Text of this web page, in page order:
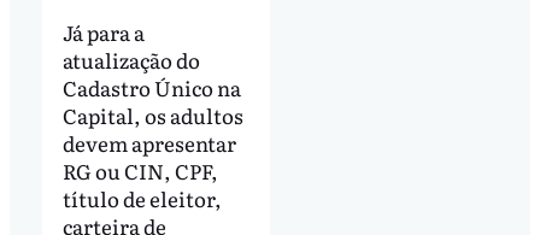
Já para a
atualização do
Cadastro Único na
Capital, os adultos
devem apresentar
RG ou CIN, CPF,
título de eleitor,
carteira de